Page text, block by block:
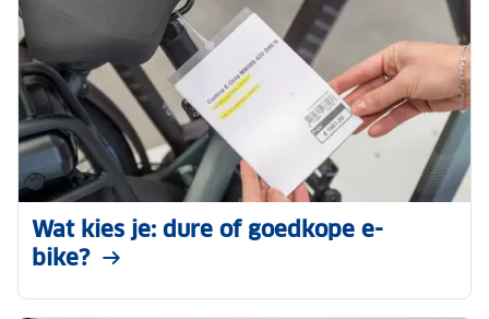
Wat kies je: dure of goedkope e-
bike?